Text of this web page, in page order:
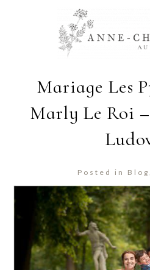
Mariage Les
Marly Le Roi
Posted in Blog